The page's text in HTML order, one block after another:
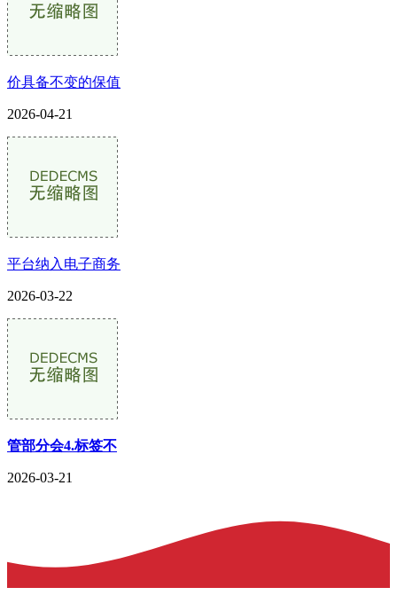
价具备不变的保值
2026-04-21
平台纳入电子商务
2026-03-22
管部分会4.标签不
2026-03-21